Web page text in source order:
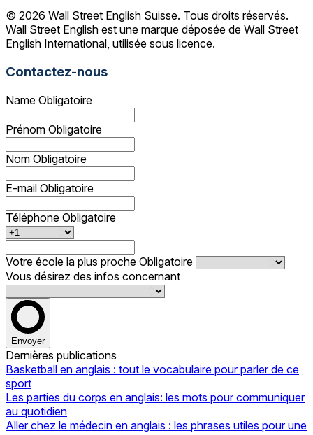
© 2026 Wall Street English Suisse. Tous droits réservés.
Wall Street English est une marque déposée de Wall Street
English International, utilisée sous licence.
Contactez-nous
Name Obligatoire
Prénom Obligatoire
Nom Obligatoire
E-mail Obligatoire
Téléphone Obligatoire
Votre école la plus proche Obligatoire
Vous désirez des infos concernant
Envoyer
Dernières publications
Basketball en anglais : tout le vocabulaire pour parler de ce
sport
Les parties du corps en anglais: les mots pour communiquer
au quotidien
Aller chez le médecin en anglais : les phrases utiles pour une